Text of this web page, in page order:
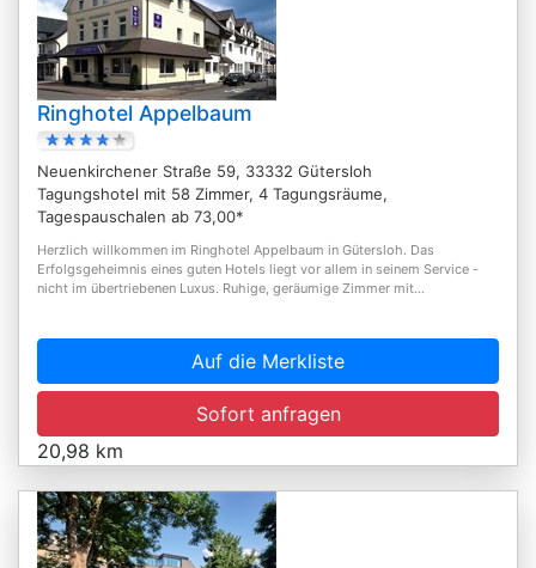
Ringhotel Appelbaum
Neuenkirchener Straße 59, 33332 Gütersloh
Tagungshotel mit 58 Zimmer, 4 Tagungsräume,
Tagespauschalen ab 73,00*
Herzlich willkommen im Ringhotel Appelbaum in Gütersloh. Das
Erfolgsgeheimnis eines guten Hotels liegt vor allem in seinem Service -
nicht im übertriebenen Luxus. Ruhige, geräumige Zimmer mit...
Auf die Merkliste
Sofort anfragen
20,98 km